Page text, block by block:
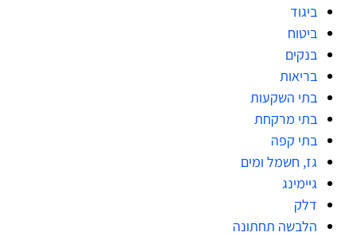
ביגוד
ביטוח
בנקים
בריאות
בתי השקעות
בתי מרקחת
בתי קפה
גז, חשמל ומים
גיימינג
דלק
הלבשה תחתונה